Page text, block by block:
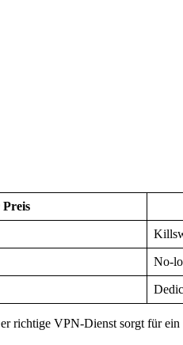
No-
richtige VPN-Dienst sorgt für ein